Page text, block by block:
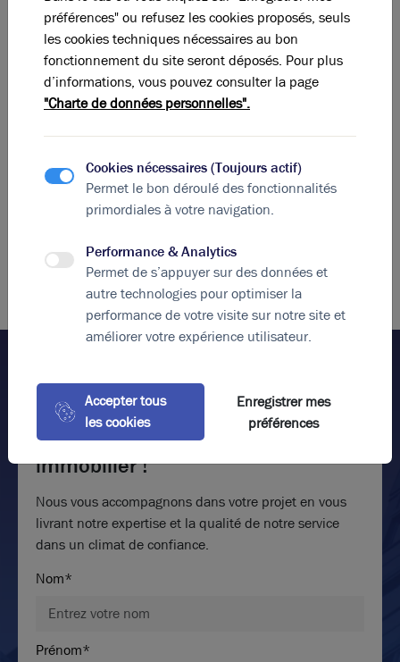
Photos (8)
A vendre - Local d'activités avec belles surfaces
d'entrepôt et de bureaux d'accompagnement
512 m²non divisibles
1 070 000€ HDE
Parlez-nous de votre projet
immobilier !
Nous vous accompagnons dans votre projet en vous
livrant notre expertise et la qualité de notre service
dans un climat de confiance.
Nom*
Prénom*
préférences" ou refusez les cookies proposés, seuls
les cookies techniques nécessaires au bon
fonctionnement du site seront déposés. Pour plus
d’informations, vous pouvez consulter la page
"Charte de données personnelles".
Cookies nécessaires (Toujours actif)
Permet le bon déroulé des fonctionnalités
primordiales à votre navigation.
Performance & Analytics
Permet de s’appuyer sur des données et
autre technologies pour optimiser la
performance de votre visite sur notre site et
améliorer votre expérience utilisateur.
Accepter tous
les cookies
Enregistrer mes
préférences